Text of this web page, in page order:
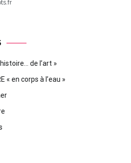
de l’art »
« en corps à l’eau »